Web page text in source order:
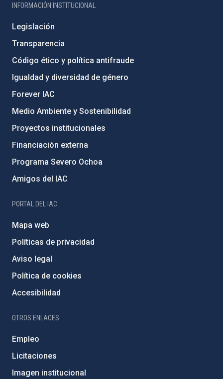
INFORMACIÓN INSTITUCIONAL
Legislación
Transparencia
Código ético y política antifraude
Igualdad y diversidad de género
Forever IAC
Medio Ambiente y Sostenibilidad
Proyectos institucionales
Financiación externa
Programa Severo Ochoa
Amigos del IAC
PORTAL DEL IAC
Mapa web
Políticas de privacidad
Aviso legal
Política de cookies
Accesibilidad
OTROS ENLACES
Empleo
Licitaciones
Imagen institucional